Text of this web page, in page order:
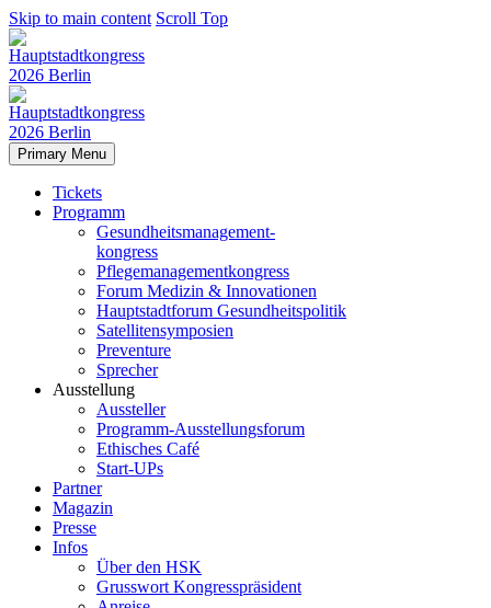
Skip to main content Scroll Top
Primary Menu
Tickets
Programm
Gesundheitsmanagement-
kongress
Pflegemanagementkongress
Forum Medizin & Innovationen
Hauptstadtforum Gesundheitspolitik
Satellitensymposien
Preventure
Sprecher
Ausstellung
Aussteller
Programm-Ausstellungsforum
Ethisches Café
Start-UPs
Partner
Magazin
Presse
Infos
Über den HSK
Grusswort Kongresspräsident